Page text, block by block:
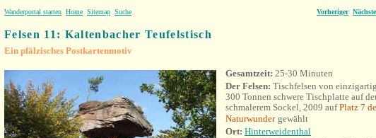
Wanderportal starten Home Sitemap Suche Vorheriger
Felsen 11: Kaltenbacher Teufelstisch
Ein pfälzisches Postkartenmotiv
Gesamtzeit: 25-30 Minuten
Der Felsen: Tischfelsen von
300 Tonnen schwere Tischplatte auf
schmalerem Sockel, 2009 aufPlatz 7
Naturwunder gewählt
Ort: Hinterweidenthal